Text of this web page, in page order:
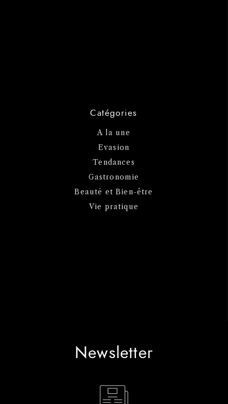
Catégories
A la une
Evasion
Tendances
Gastronomie
Beauté et Bien-être
Vie pratique
Newsletter